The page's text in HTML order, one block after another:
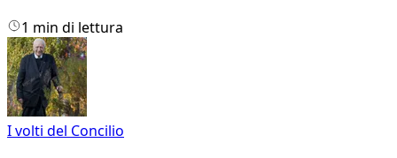
1 min di lettura
I volti del Concilio